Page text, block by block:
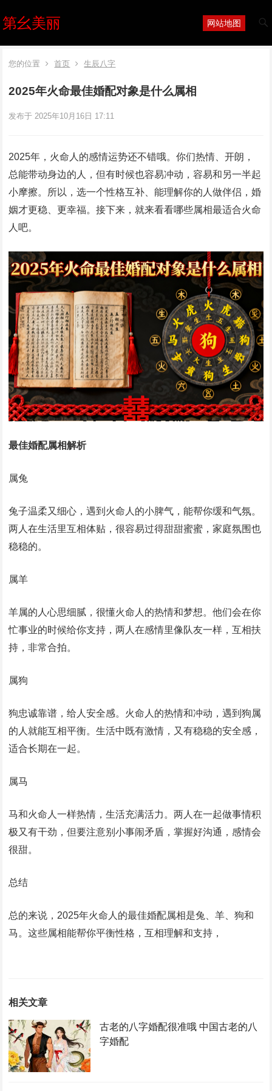
第幺美丽 网站地图
您的位置 首页 生辰八字
2025年火命最佳婚配对象是什么属相
发布于 2025年10月16日 17:11
2025年，火命人的感情运势还不错哦。你们热情、开朗，
总能带动身边的人，但有时候也容易冲动，容易和另一半起
小摩擦。所以，选一个性格互补、能理解你的人做伴侣，婚
姻才更稳、更幸福。接下来，就来看看哪些属相最适合火命
人吧。
最佳婚配属相解析
属兔
兔子温柔又细心，遇到火命人的小脾气，能帮你缓和气氛。
两人在生活里互相体贴，很容易过得甜甜蜜蜜，家庭氛围也
稳稳的。
属羊
羊属的人心思细腻，很懂火命人的热情和梦想。他们会在你
忙事业的时候给你支持，两人在感情里像队友一样，互相扶
持，非常合拍。
属狗
狗忠诚靠谱，给人安全感。火命人的热情和冲动，遇到狗属
的人就能互相平衡。生活中既有激情，又有稳稳的安全感，
适合长期在一起。
属马
马和火命人一样热情，生活充满活力。两人在一起做事情积
极又有干劲，但要注意别小事闹矛盾，掌握好沟通，感情会
很甜。
总结
总的来说，2025年火命人的最佳婚配属相是兔、羊、狗和
马。这些属相能帮你平衡性格，互相理解和支持，
相关文章
古老的八字婚配很准哦 中国古老的八
字婚配